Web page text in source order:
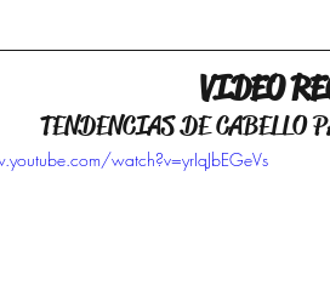
VIDEO
TENDENCIAS DE CABELLO
watch?v=yrIqJbEGeVs